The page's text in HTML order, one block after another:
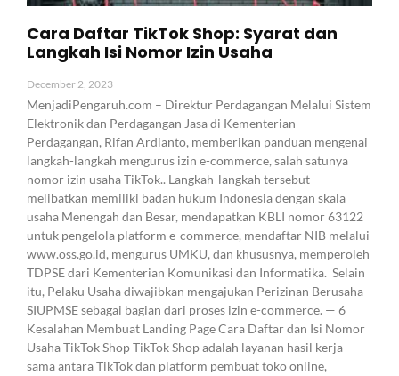
Cara Daftar TikTok Shop: Syarat dan
Langkah Isi Nomor Izin Usaha
December 2, 2023
MenjadiPengaruh.com – Direktur Perdagangan Melalui Sistem
Elektronik dan Perdagangan Jasa di Kementerian
Perdagangan, Rifan Ardianto, memberikan panduan mengenai
langkah-langkah mengurus izin e-commerce, salah satunya
nomor izin usaha TikTok.. Langkah-langkah tersebut
melibatkan memiliki badan hukum Indonesia dengan skala
usaha Menengah dan Besar, mendapatkan KBLI nomor 63122
untuk pengelola platform e-commerce, mendaftar NIB melalui
www.oss.go.id, mengurus UMKU, dan khususnya, memperoleh
TDPSE dari Kementerian Komunikasi dan Informatika. Selain
itu, Pelaku Usaha diwajibkan mengajukan Perizinan Berusaha
SIUPMSE sebagai bagian dari proses izin e-commerce. — 6
Kesalahan Membuat Landing Page Cara Daftar dan Isi Nomor
Usaha TikTok Shop TikTok Shop adalah layanan hasil kerja
sama antara TikTok dan platform pembuat toko online,